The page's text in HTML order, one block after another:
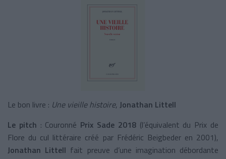
Le bon livre : Une vieille histoire, Jonathan Littell
Le pitch : Couronné Prix Sade 2018 (l’équivalent du Prix de
Flore du cul littéraire créé par Frédéric Beigbeder en 2001),
Jonathan Littell fait preuve d’une imagination débordante